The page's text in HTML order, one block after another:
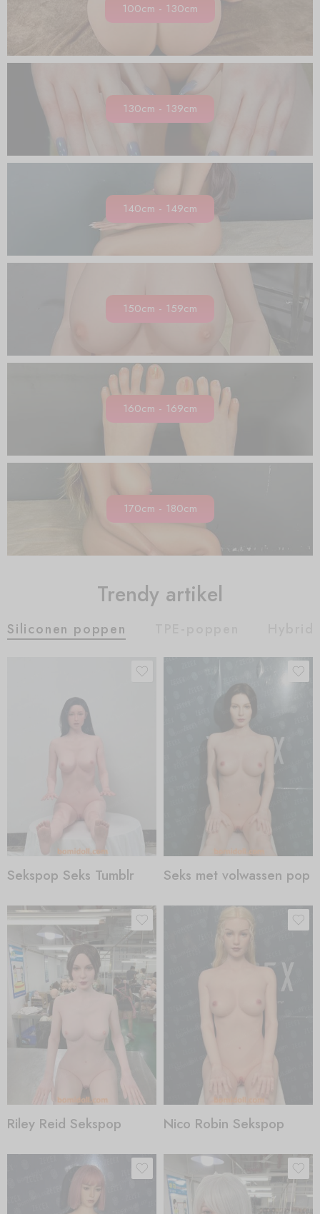
100cm - 130cm
130cm - 139cm
140cm - 149cm
150cm - 159cm
160cm - 169cm
170cm - 180cm
Trendy artikel
Siliconen poppen
Sekspop Seks Tumblr Seks met volwassen pop
Riley Reid Sekspop Nico Robin Sekspop